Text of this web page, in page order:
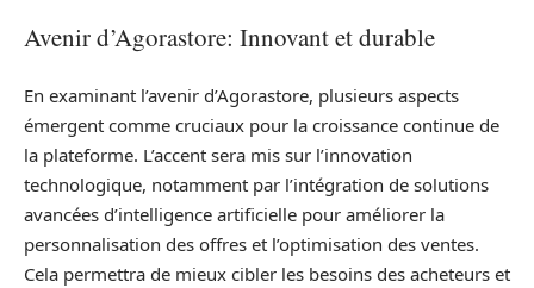
Avenir d’Agorastore: Innovant et durable
En examinant l’avenir d’Agorastore, plusieurs aspects
émergent comme cruciaux pour la croissance continue de
la plateforme. L’accent sera mis sur l’innovation
technologique, notamment par l’intégration de solutions
avancées d’intelligence artificielle pour améliorer la
personnalisation des offres et l’optimisation des ventes.
Cela permettra de mieux cibler les besoins des acheteurs et